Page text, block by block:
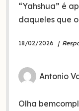
“Yahshua” é
daqueles que
18/02/2026
Antonio
Olha